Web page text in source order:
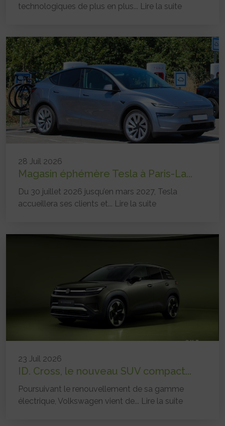
technologiques de plus en plus... Lire la suite
28 Juil 2026
Magasin éphémère Tesla à Paris-La...
Du 30 juillet 2026 jusqu’en mars 2027, Tesla
accueillera ses clients et... Lire la suite
23 Juil 2026
ID. Cross, le nouveau SUV compact...
Poursuivant le renouvellement de sa gamme
électrique, Volkswagen vient de... Lire la suite